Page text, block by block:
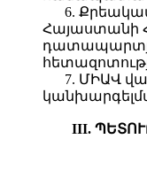
6.
Հայաստանի
7. ՄԻԱՎ
III.